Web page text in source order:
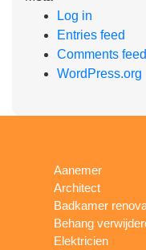
Log in
Entries feed
Comments feed
WordPress.org
Aanemer
Architect
Badkamer
Behang
Elektricien